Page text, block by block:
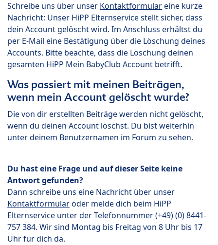
Schreibe uns über unser Kontaktformulareine kurze
Nachricht: Unser HiPP Elternservice stellt sicher, dass
dein Account gelöscht wird. Im Anschluss erhältst du
per E-Mail eine Bestätigung über die Löschung deines
Accounts. Bitte beachte, dass die Löschung deinen
gesamten HiPP Mein BabyClub Account betrifft.
Was passiert mit meinen Beiträgen,
wenn mein Account gelöscht wurde?
Die von dir erstellten Beiträge werden nicht gelöscht,
wenn du deinen Account löschst. Du bist weiterhin
unter deinem Benutzernamen im Forum zu sehen.
Du hast eine Frage und auf dieser Seite keine
Antwort gefunden?
Dann schreibe uns eine Nachricht über unser
Kontaktformularoder melde dich beim HiPP
Elternservice unter der Telefonnummer (+49) (0) 8441-
757 384. Wir sind Montag bis Freitag von 8 Uhr bis 17
Uhr für dich da.